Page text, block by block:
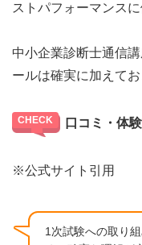
ストパフォーマンス
中小企業診断士通信
ールは確実に加えてお
口コミ・体
※公式サイト引用
1次試験への取り